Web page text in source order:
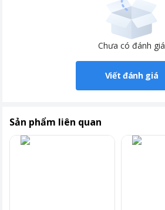
Chưa có đánh giá
Viết đánh giá
Sản phẩm liên quan